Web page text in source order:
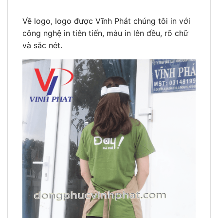
Về logo, logo được Vĩnh Phát chúng tôi in với
công nghệ in tiên tiến, màu in lên đều, rõ chữ
và sắc nét.